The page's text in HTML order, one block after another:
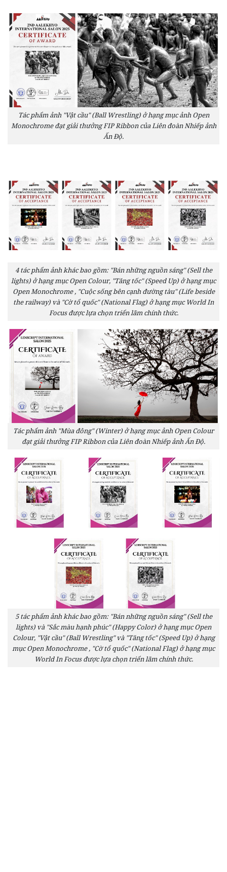
Tác phẩm ảnh "Vật cầu" (Ball Wrestling) ở hạng mục ảnh Open
Monochrome đạt giải thưởng FIP Ribbon của Liên đoàn Nhiếp ảnh
Ấn Độ.
4 tác phẩm ảnh khác bao gồm: "Bán những nguồn sáng" (Sell the
lights) ở hạng mục Open Colour, "Tăng tốc" (Speed Up) ở hạng mục
Open Monochrome , "Cuộc sống bên cạnh đường tàu" (Life beside
the railway) và "Cờ tổ quốc" (National Flag) ở hạng mục World In
Focus được lựa chọn triển lãm chính thức.
Tác phẩm ảnh "Mùa đông" (Winter) ở hạng mục ảnh Open Colour
đạt giải thưởng FIP Ribbon của Liên đoàn Nhiếp ảnh Ấn Độ.
5 tác phẩm ảnh khác bao gồm: "Bán những nguồn sáng" (Sell the
lights) và "Sắc màu hạnh phúc" (Happy Color) ở hạng mục Open
Colour, "Vật cầu" (Ball Wrestling" và "Tăng tốc" (Speed Up) ở hạng
mục Open Monochrome , "Cờ tổ quốc" (National Flag) ở hạng mục
World In Focus được lựa chọn triển lãm chính thức.